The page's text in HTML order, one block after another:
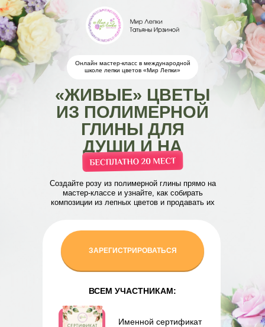
Онлайн мастер-класс в международной
школе лепки цветов «Мир Лепки»
Создайте розу из полимерной глины прямо на
мастер-классе и узнайте, как собирать
композиции из лепных цветов и продавать их
ВСЕМ УЧАСТНИКАМ:
Именной сертификат
ЗАРЕГИСТРИРОВАТЬСЯ
«ЖИВЫЕ» ЦВЕТЫ
ИЗ ПОЛИМЕРНОЙ
ГЛИНЫ ДЛЯ
ДУШИ И НА
ЗАКАЗ